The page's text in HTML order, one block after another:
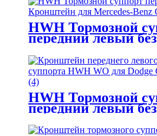
HWH Тормозной
передний левый без
кронштейна для
C280 343690
HWH Тормозной
передний левый без
кронштейна для
1963-1974